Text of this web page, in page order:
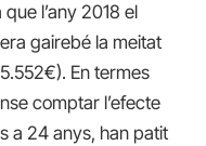
l’any 2018 el
gairebé la meitat
En termes
comptar l’efecte
a 24 anys, han patit